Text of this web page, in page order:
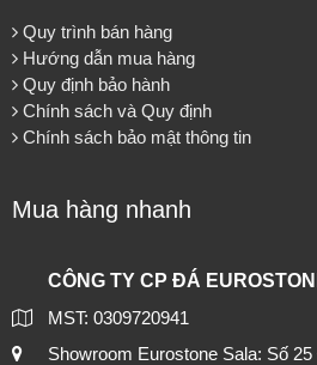
Quy trình bán hàng
Hướng dẫn mua hàng
Quy định bảo hành
Chính sách và Quy định
Chính sách bảo mật thông tin
Mua hàng nhanh
CÔNG TY CP ĐÁ
MST: 0309720941
Showroom Eurostone Sala: Số